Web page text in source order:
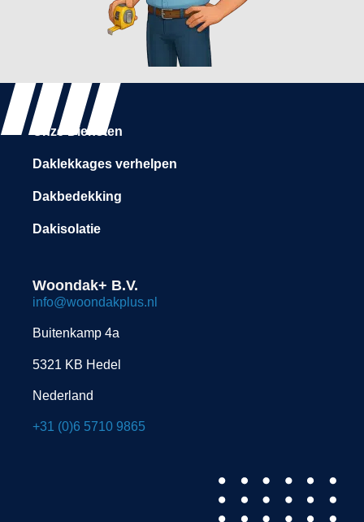
Onze Diensten
Daklekkages verhelpen
Dakbedekking
Dakisolatie
Woondak+ B.V.
info@woondakplus.nl
Buitenkamp 4a
5321 KB Hedel
Nederland
+31 (0)6 5710 9865